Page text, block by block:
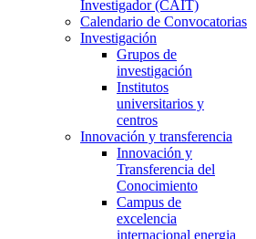
Investigador (CAIT)
Calendario de Convocatorias
Investigación
Grupos de
investigación
Institutos
universitarios y
centros
Innovación y transferencia
Innovación y
Transferencia del
Conocimiento
Campus de
excelencia
internacional energia